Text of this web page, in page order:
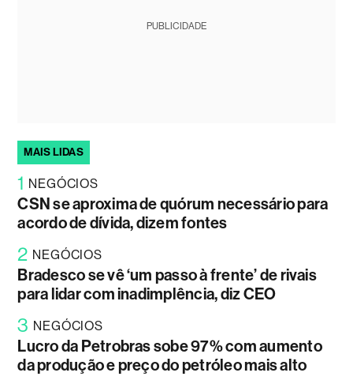
PUBLICIDADE
MAIS LIDAS
1 NEGÓCIOS
CSN se aproxima de quórum necessário para
acordo de dívida, dizem fontes
2 NEGÓCIOS
Bradesco se vê ‘um passo à frente’ de rivais
para lidar com inadimplência, diz CEO
3 NEGÓCIOS
Lucro da Petrobras sobe 97% com aumento
da produção e preço do petróleo mais alto